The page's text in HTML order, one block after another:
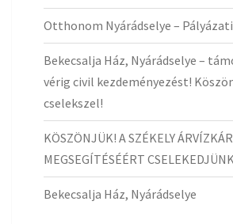
Otthonom Nyárádselye –
Bekecsalja Ház, Nyárádselye –
vérig civil kezdeményezést!
cselekszel!
KÖSZÖNJÜK! A SZÉKELY
MEGSEGÍTÉSÉÉRT
Bekecsalja Ház, Nyárádselye